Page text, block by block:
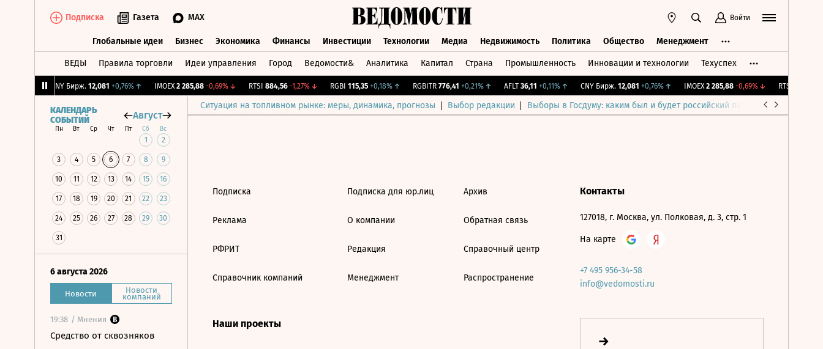
Подписка Газета MAX Войти
Глобальные идеи Бизнес Экономика Финансы Инвестиции Технологии Медиа Недвижимость Политика Общество Менеджмент
ВЕДЫ Правила торговли Идеи управления Город Ведомости& Аналитика Капитал Страна Промышленность Инновации и технологии Техуспех
CNY Бирж. 12,081 +0,76%↑ IMOEX 2 285,88 -0,69%↓ RTSI 884,56 -1,27%↓ RGBI 115,35 +0,18%↑ RGBITR 776,41 +0,21%↑ AFLT 36,11 +0,11%↑ CNY Бирж. 12,081 +0,76%↑ IMOEX 2 285,88 -0,69%↓ RTSI
Ситуация на топливном рынке: меры, динамика, прогнозы Выбор редакции Выборы в Госдуму: каким был и будет российский парламент
КАЛЕНДАРЬ
СОБЫТИЙ
Август
Пн Вт Ср Чт Пт Сб Вс
1 2
3 4 5 6 7 8 9
10 11 12 13 14 15 16
17 18 19 20 21 22 23
24 25 26 27 28 29 30
31
6 августа 2026
Новости Новости
компаний
19:38 / Мнения
Средство от сквозняков
Подписка
Реклама
РФРИТ
Справочник компаний
Подписка для юр.лиц
О компании
Редакция
Менеджмент
Архив
Обратная связь
Справочный центр
Распространение
Наши проекты
Контакты
127018, г. Москва, ул. Полковая, д. 3, стр. 1
На карте
+7 495 956-34-58
info@vedomosti.ru